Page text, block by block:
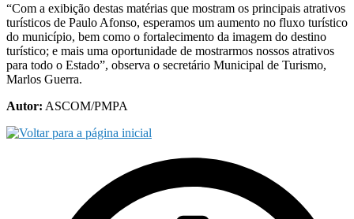
“Com a exibição destas matérias que mostram os principais atrativos
turísticos de Paulo Afonso, esperamos um aumento no fluxo turístico
do município, bem como o fortalecimento da imagem do destino
turístico; e mais uma oportunidade de mostrarmos nossos atrativos
para todo o Estado”, observa o secretário Municipal de Turismo,
Marlos Guerra.
Autor: ASCOM/PMPA